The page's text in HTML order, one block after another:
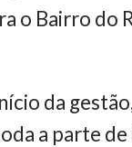
o Bairro do
da
a parte